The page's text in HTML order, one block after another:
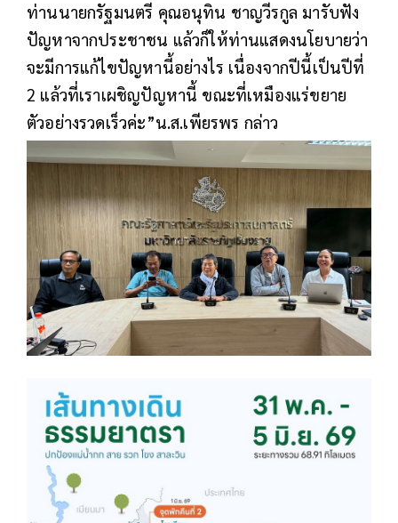
ท่านนายกรัฐมนตรี คุณอนุทิน ชาญวีรกูล มารับฟัง
ปัญหาจากประชาชน แล้วก็ให้ท่านแสดงนโยบายว่า
จะมีการแก้ไขปัญหานี้อย่างไร เนื่องจากปีนี้เป็นปีที่
2 แล้วที่เราเผชิญปัญหานี้ ขณะที่เหมืองแร่ขยาย
ตัวอย่างรวดเร็วค่ะ”น.ส.เพียรพร กล่าว